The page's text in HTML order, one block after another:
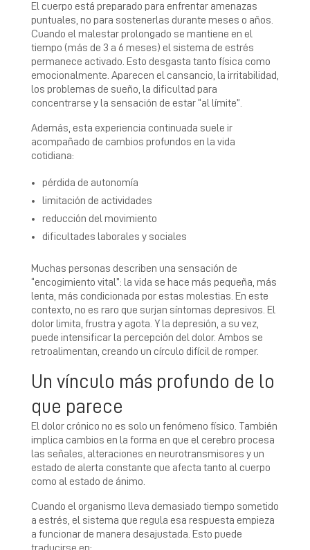
El cuerpo está preparado para enfrentar amenazas
puntuales, no para sostenerlas durante meses o años.
Cuando el malestar prolongado se mantiene en el
tiempo (más de 3 a 6 meses) el sistema de estrés
permanece activado. Esto desgasta tanto física como
emocionalmente. Aparecen el cansancio, la irritabilidad,
los problemas de sueño, la dificultad para
concentrarse y la sensación de estar “al límite”.
Además, esta experiencia continuada suele ir
acompañado de cambios profundos en la vida
cotidiana:
pérdida de autonomía
limitación de actividades
reducción del movimiento
dificultades laborales y sociales
Muchas personas describen una sensación de
“encogimiento vital”: la vida se hace más pequeña, más
lenta, más condicionada por estas molestias. En este
contexto, no es raro que surjan síntomas depresivos. El
dolor limita, frustra y agota. Y la depresión, a su vez,
puede intensificar la percepción del dolor. Ambos se
retroalimentan, creando un círculo difícil de romper.
Un vínculo más profundo de lo
que parece
El dolor crónico no es solo un fenómeno físico. También
implica cambios en la forma en que el cerebro procesa
las señales, alteraciones en neurotransmisores y un
estado de alerta constante que afecta tanto al cuerpo
como al estado de ánimo.
Cuando el organismo lleva demasiado tiempo sometido
a estrés, el sistema que regula esa respuesta empieza
a funcionar de manera desajustada. Esto puede